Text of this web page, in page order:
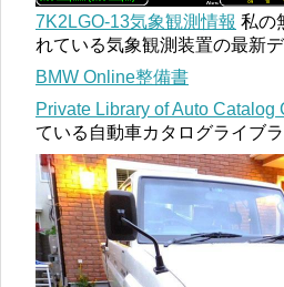
7K2LGO-13気象観測情報 私の
れている気象観測装置の最新
BMW Online整備書
Private Library of Auto Catalog
ている自動車カタログライブ